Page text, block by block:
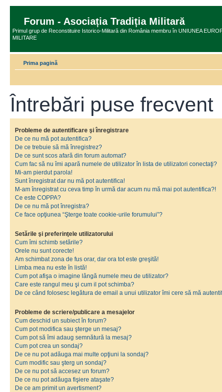
Forum - Asociația Tradiția Militară
Primul grup de Reconstituire Istorico-Militară din România membru în UNIUNEA
MILITARE
Prima pagină
Întrebări puse frecvent
Probleme de autentificare şi înregistrare
De ce nu mă pot autentifica?
De ce trebuie să mă înregistrez?
De ce sunt scos afară din forum automat?
Cum fac să nu îmi apară numele de utilizator în lista de utilizatori conectaţi?
Mi-am pierdut parola!
Sunt înregistrat dar nu mă pot autentifica!
M-am înregistrat cu ceva timp în urmă dar acum nu mă mai pot autentifica?!
Ce este COPPA?
De ce nu mă pot înregistra?
Ce face opţiunea “Şterge toate cookie-urile forumului”?
Setările şi preferinţele utilizatorului
Cum îmi schimb setările?
Orele nu sunt corecte!
Am schimbat zona de fus orar, dar ora tot este greşită!
Limba mea nu este în listă!
Cum pot afişa o imagine lângă numele meu de utilizator?
Care este rangul meu şi cum il pot schimba?
De ce când folosesc legătura de email a unui utilizator îmi cere să mă
Probleme de scriere/publicare a mesajelor
Cum deschid un subiect în forum?
Cum pot modifica sau şterge un mesaj?
Cum pot să îmi adaug semnătură la mesaj?
Cum pot crea un sondaj?
De ce nu pot adăuga mai multe opţiuni la sondaj?
Cum modific sau şterg un sondaj?
De ce nu pot să accesez un forum?
De ce nu pot adăuga fişiere ataşate?
De ce am primit un avertisment?